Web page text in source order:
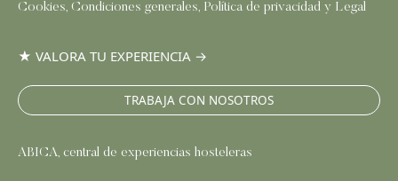
Cookies, Condiciones generales, Política de privacidad y Legal
★ VALORA TU EXPERIENCIA →
TRABAJA CON NOSOTROS
ABICA, central de experiencias hosteleras